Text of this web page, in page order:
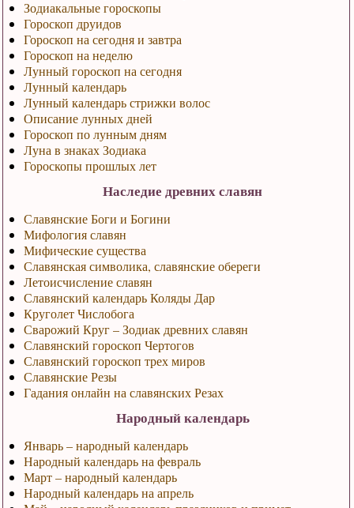
Зодиакальные гороскопы
Гороскоп друидов
Гороскоп на сегодня и завтра
Гороскоп на неделю
Лунный гороскоп на сегодня
Лунный календарь
Лунный календарь стрижки волос
Описание лунных дней
Гороскоп по лунным дням
Луна в знаках Зодиака
Гороскопы прошлых лет
Наследие древних славян
Славянские Боги и Богини
Мифология славян
Мифические существа
Славянская символика, славянские обереги
Летоисчисление славян
Славянский календарь Коляды Дар
Круголет Числобога
Сварожий Круг – Зодиак древних славян
Славянский гороскоп Чертогов
Славянский гороскоп трех миров
Славянские Резы
Гадания онлайн на славянских Резах
Народный календарь
Январь – народный календарь
Народный календарь на февраль
Март – народный календарь
Народный календарь на апрель